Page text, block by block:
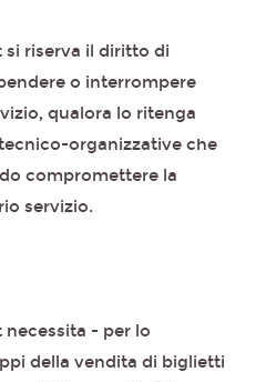
riserva il diritto di
o interrompere
qualora lo ritenga
organizzative che
compromettere la
servizio.
- per lo
della vendita di biglietti